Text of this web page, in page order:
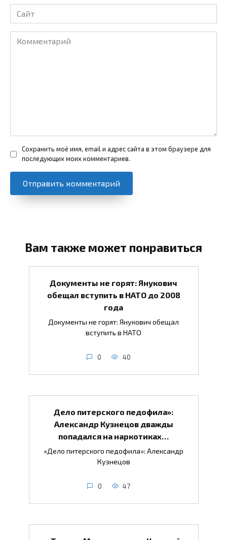
Сайт
Комментарий
Сохранить моё имя, email и адрес сайта в этом браузере для
последующих моих комментариев.
Вам также может понравиться
Документы не горят: Янукович
обещал вступить в НАТО до 2008
года
Документы не горят: Янукович обещал
вступить в НАТО
0 40
Дело питерского педофила»:
Александр Кузнецов дважды
попадался на наркотиках…
«Дело питерского педофила»: Александр
Кузнецов
0 47